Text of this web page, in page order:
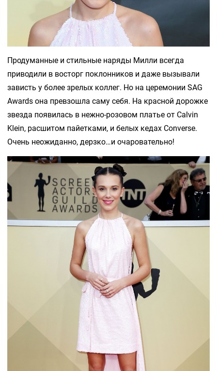
Продуманные и стильные наряды Милли всегда
приводили в восторг поклонников и даже вызывали
зависть у более зрелых коллег. Но на церемонии SAG
Awards она превзошла саму себя. На красной дорожке
звезда появилась в нежно-розовом платье от Calvin
Klein, расшитом пайетками, и белых кедах Converse.
Очень неожиданно, дерзко…и очаровательно!